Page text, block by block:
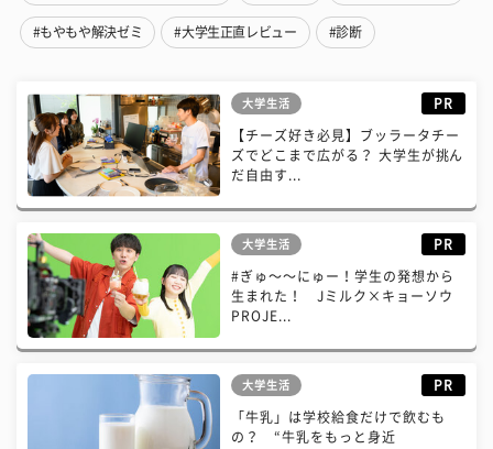
#もやもや解決ゼミ #大学生正直レビュー #診断
大学生活 PR
【チーズ好き必見】ブッラータチー
ズでどこまで広がる？ 大学生が挑ん
だ自由す...
大学生活 PR
#ぎゅ〜〜にゅー！学生の発想から
生まれた！ Jミルク×キョーソウ
PROJE...
大学生活 PR
「牛乳」は学校給食だけで飲むも
の？ “牛乳をもっと身近